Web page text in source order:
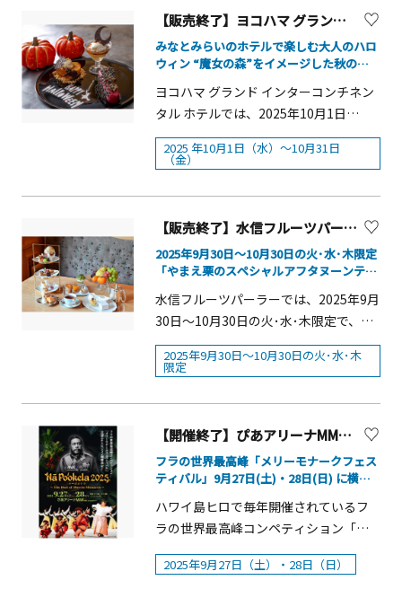
奈川レストラン」※価格は税込です。
【ランチメニュー 前半】10/3（金）～
10/16（木）■足柄牛のすき煮定食【足
柄】 2,000円■ふわふわデミグラスオム
ライス定食【相模湖・相模川流域】
1,400円■まご茶漬けと籠清の蒲鉾定食
【箱根】 1,250円■三崎のまぐろの3種
チメニュー 後半】10/17（金）～
10/31（金）■厚木のとん漬け定食【丹
沢大山】 1,400円■湘南しらす丼【湘
南】 1,600円■野菜たっぷり醤油サンマ
【横浜・川崎】 1,250円■大山豆腐の
ピリ辛麻婆豆腐ときゃらぶき定食【丹
沢大山】 1,400円※すべてのランチメニ
ューに『選べる神奈川銘菓』が付きま
トとしても提供。【ディナーメニュ
ー】（抜粋）■「おつけもの慶キム
チ」の大山豆腐冷ややっこ【横浜・川
崎】&times;【丹沢大山】580円■きゃ
らぶきポテトサラダ【丹沢大山】 890
浜・川崎】 680円■神奈川3種盛り晩酌
ール茸を使用した紅茶の香りを楽しめ
る「パンプキン ジロール茸 くるみ パー
トフィロ アールグレイ」や、ハイビス
カスティー・ローズヒップ・シードル
ビネガーで作る真っ赤なゼリーが目を
引く「パンプキン ムース オマールコン
ソメ ハイビスカスティーのジュレ トラ
ウトキャビア」などの秋の味覚を使用
ィー概要■期間：2025年10月1日
（水）〜2025年10月31日（金）■会
場：ローズホテル横浜 1階「ブラスリー
ミリーラ・フォーレ」■時間・平日
10：00～18：00 最大4時間滞在可能
（ドリンクL.O. 30分前）・土日祝日
14：30～19：00 120分制（ドリンク
L.O. 30分前）■予約：要 ※前日17：
（プラス）」を実施します。今年度
は、コンビニエンスストアを含む、県
内約800の店舗等が参加するなど、規模
を大幅に拡大して行います。 1 キャン
ペーンの概要 生産から流通、使用され
ない商品を購入した場合などに、通常
付与されるポイントよりも、ポイント
を上乗せして提供します。 （ポイント
上乗せイメージ） 2 事業者・対象商品
等 コンビニエンスストア2社を含む12
事業者、県内約800の店舗等で実施しま
す。 （注記）参加事業者・対象商品等
は、別紙のとおり。 （参考）昨年度実
績：9事業者、県内97店舗等（延べ約53
万人が利用） 3 実施期間 令和7年10月
1日（水曜日）から12月26日（金曜日）
ス）」チラシ（別ウィンドウで開きま
す） 《キャンペーンサイトURL》
https://www.pref.kanagawa.jp/osiras
e/0522/co2co2pointplus/（別ウィン
ドウで開きます） 《デカボスコアの活
は、その商品等を選ぶことにより、ど
【販売終了】ヨコハマ グランド インターコンチネンタル ホテル 大人も楽しめるハロウィンスイーツ
みなとみらいのホテルで楽しむ大人のハロ
ウィン “魔女の森”をイメージした秋のス
ヨコハマ グランド インターコンチネン
タル ホテルでは、2025年10月1日
（水）～10月31日（金）の期間限定
で、ホテルらしいエレガントで上質な
た、大人も楽しめるハロウィンスイー
ツやカクテル、ボンボンショコラが提
のラウンジ＆バー「マリンブルー」で
り合わせた「スイーツパレット」が提
供されます。プレートには、アイスク
リームやシナモンを添えたりんごのタ
ルトタタン、軽い口当たりのシャンテ
スのムースなど、秋の味覚が存分に楽
しめるスイーツが揃います。また、魔
女が住むミステリアスな森をイメージ
した、可愛くてちょっぴりダークテイ
ストなデコレーションがハロウィン気
イムにはハロウィンシーズン限定の一
2025 年10月1日（水）～10月31日
（金）
【販売終了】水信フルーツパーラー『やまえ栗のスペシャルアフタヌーンティー』【横浜市】
2025年9月30日～10月30日の火･水･木限定
「やまえ栗のスペシャルアフタヌーンティ
水信フルーツパーラーでは、2025年9月
30日～10月30日の火･水･木限定で、毎
年多くのお客様から好評の&ldquo;やま
え栗&rdquo;をテーマにした「やまえ栗
の果物と～」を提供します。 香り高
く、甘みとコクが特徴のやまえ栗で仕
物との絶妙な組み合わせをお楽しみく
エ自慢のガトーたちもすっかり秋の装
いに彩られました。水信オリジナルブ
レンドの紅茶とともに、優雅なひとと
きをお過ごしください。 概要 ■期間：
2025年9月30日～10月30日の火･水･木
限定
【開催終了】ぴあアリーナMM「ANA presents Nā Po‘okela 2025」
フラの世界最高峰「メリーモナークフェス
ティバル」9月27日(土)・28日(日) に横浜
ハワイ島ヒロで毎年開催されているフ
ラの世界最高峰コンペティション「メ
リーモナークフェスティバル」。その
公認エキシビジョンステージとして、
2025年9月27日（土）・28日（日）